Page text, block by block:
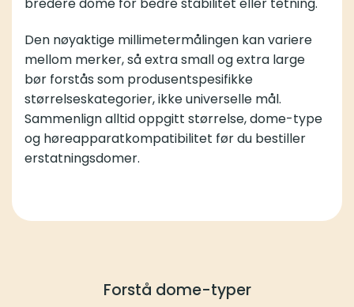
bredere dome for bedre stabilitet eller tetning.
Den nøyaktige millimetermålingen kan variere
mellom merker, så extra small og extra large
bør forstås som produsentspesifikke
størrelseskategorier, ikke universelle mål.
Sammenlign alltid oppgitt størrelse, dome-type
og høreapparatkompatibilitet før du bestiller
erstatningsdomer.
Forstå dome-typer